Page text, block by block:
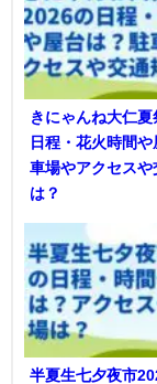
きにゃんね大仁
日程・花火時間
車場やアクセスや
は？
半夏生七夕夜市